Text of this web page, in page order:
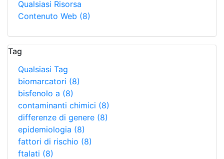
Qualsiasi Risorsa
Contenuto Web (8)
Tag
Qualsiasi Tag
biomarcatori (8)
bisfenolo a (8)
contaminanti chimici (8)
differenze di genere (8)
epidemiologia (8)
fattori di rischio (8)
ftalati (8)